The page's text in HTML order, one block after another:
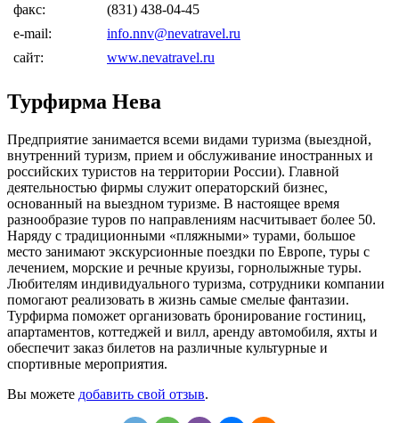
факс:
(831) 438-04-45
e-mail:
info.nnv@nevatravel.ru
сайт:
www.nevatravel.ru
Турфирма Нева
Предприятие занимается всеми видами туризма (выездной,
внутренний туризм, прием и обслуживание иностранных и
российских туристов на территории России). Главной
деятельностью фирмы служит операторский бизнес,
основанный на выездном туризме. В настоящее время
разнообразие туров по направлениям насчитывает более 50.
Наряду с традиционными «пляжными» турами, большое
место занимают экскурсионные поездки по Европе, туры с
лечением, морские и речные круизы, горнолыжные туры.
Любителям индивидуального туризма, сотрудники компании
помогают реализовать в жизнь самые смелые фантазии.
Турфирма поможет организовать бронирование гостиниц,
апартаментов, коттеджей и вилл, аренду автомобиля, яхты и
обеспечит заказ билетов на различные культурные и
спортивные мероприятия.
Вы можете добавить свой отзыв.